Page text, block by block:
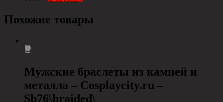
Похожие товары
Мужские браслеты из камней и
металла – Cosplaycity.ru –
Sb76\braided\